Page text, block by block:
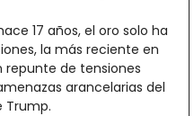
17 años, el oro solo ha
la más reciente en
de tensiones
arancelarias del
Trump.